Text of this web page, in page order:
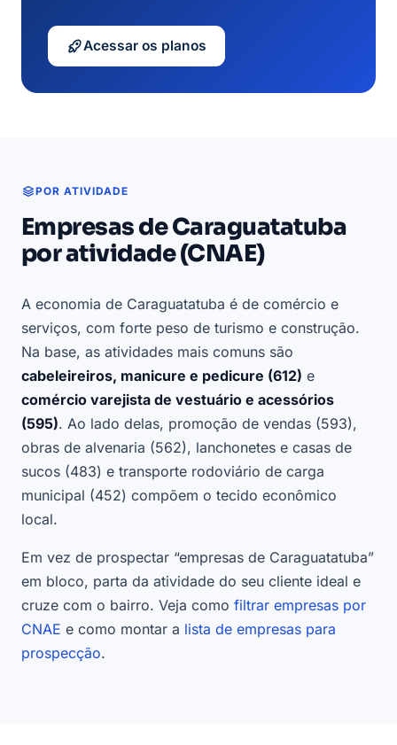
Acessar os planos
POR ATIVIDADE
Empresas de Caraguatatuba
por atividade (CNAE)
A economia de Caraguatatuba é de comércio e
serviços, com forte peso de turismo e construção.
Na base, as atividades mais comuns são
cabeleireiros, manicure e pedicure (612) e
comércio varejista de vestuário e acessórios
(595). Ao lado delas, promoção de vendas (593),
obras de alvenaria (562), lanchonetes e casas de
sucos (483) e transporte rodoviário de carga
municipal (452) compõem o tecido econômico
local.
Em vez de prospectar “empresas de Caraguatatuba”
em bloco, parta da atividade do seu cliente ideal e
cruze com o bairro. Veja como filtrar empresas por
CNAE e como montar a lista de empresas para
prospecção.